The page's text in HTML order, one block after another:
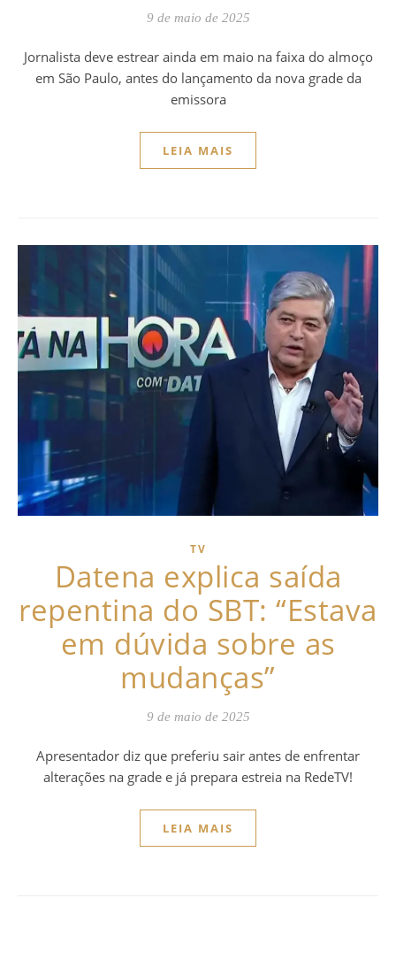
9 de maio de 2025
Jornalista deve estrear ainda em maio na faixa do almoço
em São Paulo, antes do lançamento da nova grade da
emissora
LEIA MAIS
TV
Datena explica saída
repentina do SBT: “Estava
em dúvida sobre as
mudanças”
9 de maio de 2025
Apresentador diz que preferiu sair antes de enfrentar
alterações na grade e já prepara estreia na RedeTV!
LEIA MAIS